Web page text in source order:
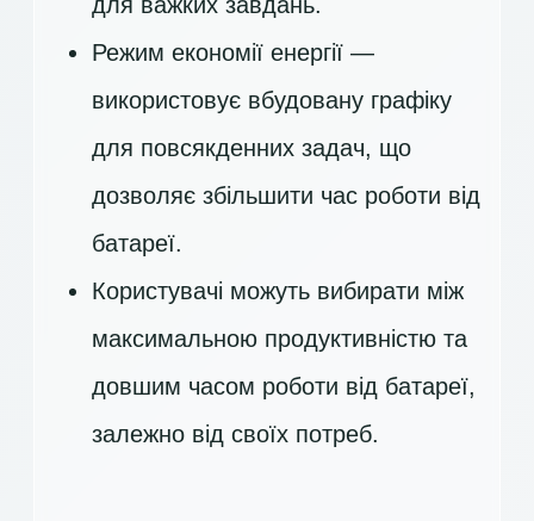
Режим економії енергії —
використовує вбудовану графіку
для повсякденних задач, що
дозволяє збільшити час роботи від
батареї.
Користувачі можуть вибирати між
максимальною продуктивністю та
довшим часом роботи від батареї,
залежно від своїх потреб.